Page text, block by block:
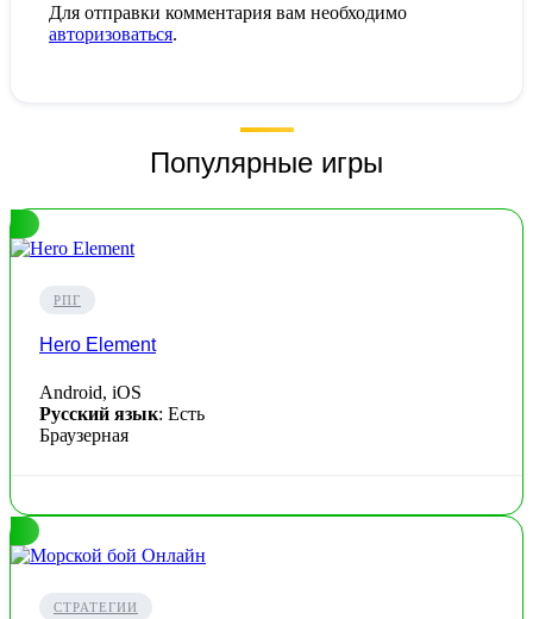
Для отправки комментария вам необходимо
авторизоваться.
Популярные игры
РПГ
Hero Element
Android, iOS
Русский язык: Есть
Браузерная
СТРАТЕГИИ